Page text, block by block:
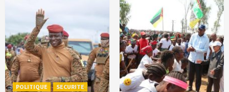
POLITIQUE
SECURITE